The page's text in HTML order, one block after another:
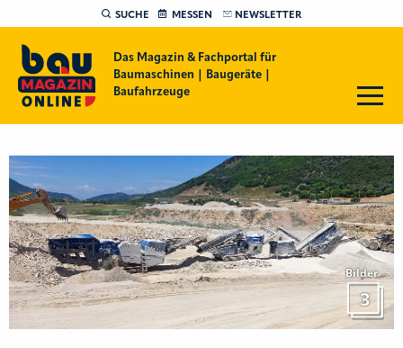
SUCHE MESSEN NEWSLETTER
Das Magazin & Fachportal für
Baumaschinen | Baugeräte |
Baufahrzeuge
Bilder
3